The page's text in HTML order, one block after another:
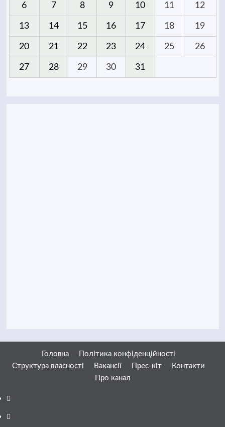
6 7 8 9 10 11 12
13 14 15 16 17 18 19
20 21 22 23 24 25 26
27 28 29 30 31
Головна
Політика конфіденційності
Структура власності
Вакансії Прес-кіт
Контакти
Про канал
Facebook
YouTube